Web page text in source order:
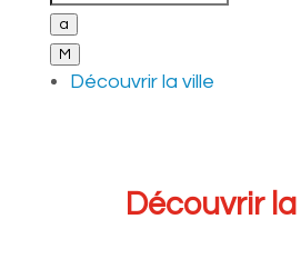
a
M
Découvrir la ville
Découvrir